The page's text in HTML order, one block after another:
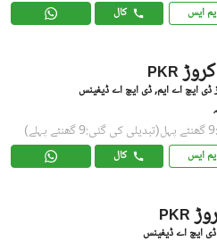
ایس کال
PKR
ڈی ایچ اے ایم, ڈی ایچ اے ڈیفینس
(تبدیلی کی گئی:9 گھنٹے پہلے)
ایس کال
PKR